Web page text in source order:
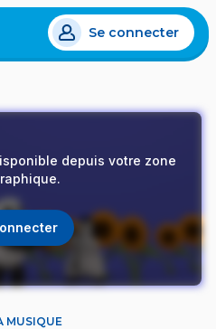
Se connecter
depuis votre zone
MUSIQUE